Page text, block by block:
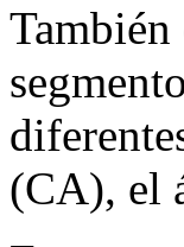
(CA), el